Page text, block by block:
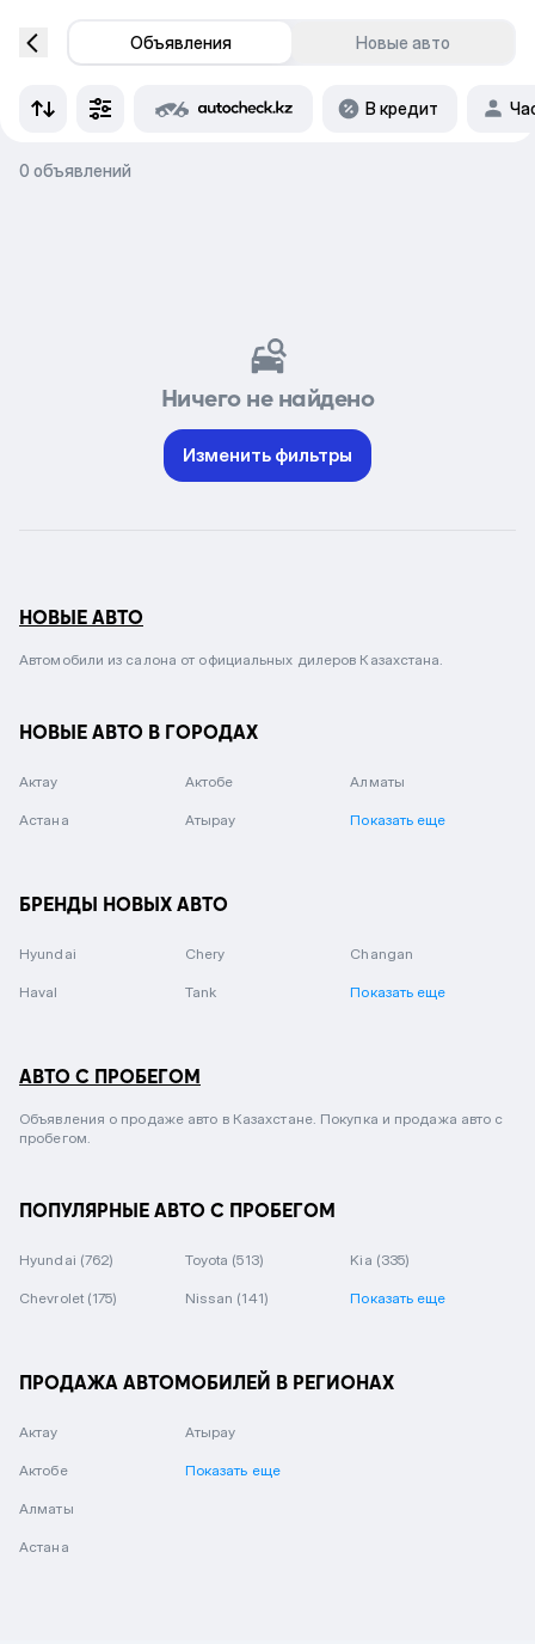
Объявления Новые авто
В кредит
0 объявлений
Ничего не найдено
Изменить фильтры
НОВЫЕ АВТО
Автомобили из салона от официальных дилеров Казахстана.
НОВЫЕ АВТО В ГОРОДАХ
Актау Актобе Алматы
Астана Атырау Показать еще
БРЕНДЫ НОВЫХ АВТО
Hyundai Chery Changan
Haval Tank Показать еще
АВТО С ПРОБЕГОМ
Объявления о продаже авто в Казахстане. Покупка и продажа авто с
пробегом.
ПОПУЛЯРНЫЕ АВТО С ПРОБЕГОМ
Hyundai (762) Toyota (513) Kia (335)
Chevrolet (175) Nissan (141) Показать еще
ПРОДАЖА АВТОМОБИЛЕЙ В РЕГИОНАХ
Актау
Актобе
Алматы
Астана
Атырау
Показать еще